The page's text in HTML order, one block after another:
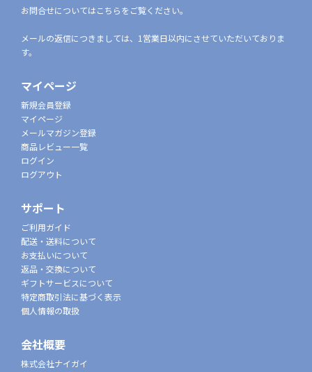
お問合せについてはこちらをご覧ください。
メールの返信につきましては、1営業日以内にさせていただいておりま
す。
マイページ
新規会員登録
マイページ
メールマガジン登録
商品レビュー一覧
ログイン
ログアウト
サポート
ご利用ガイド
配送・送料について
お支払いについて
返品・交換について
ギフトサービスについて
特定商取引法に基づく表示
個人情報の取扱
会社概要
株式会社ナイガイ